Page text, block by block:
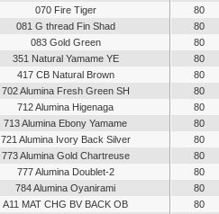
070 Fire Tiger
80
081 G thread Fin Shad
80
083 Gold Green
80
351 Natural Yamame YE
80
417 CB Natural Brown
80
702 Alumina Fresh Green SH
80
712 Alumina Higenaga
80
713 Alumina Ebony Yamame
80
721 Alumina Ivory Back Silver
80
773 Alumina Gold Chartreuse
80
777 Alumina Doublet-2
80
784 Alumina Oyanirami
80
A11 MAT CHG BV BACK OB
80